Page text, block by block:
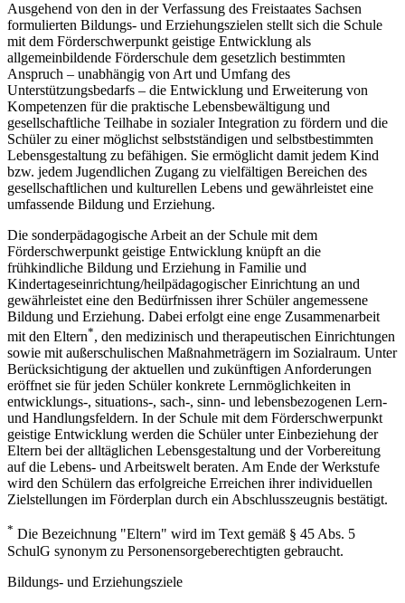
Ausgehend von den in der Verfassung des Freistaates Sachsen
formulierten Bildungs- und Erziehungszielen stellt sich die Schule
mit dem Förderschwerpunkt geistige Entwicklung als
allgemeinbildende Förderschule dem gesetzlich bestimmten
Anspruch – unabhängig von Art und Umfang des
Unterstützungsbedarfs – die Entwicklung und Erweiterung von
Kompetenzen für die praktische Lebensbewältigung und
gesellschaftliche Teilhabe in sozialer Integration zu fördern und die
Schüler zu einer möglichst selbstständigen und selbstbestimmten
Lebensgestaltung zu befähigen. Sie ermöglicht damit jedem Kind
bzw. jedem Jugendlichen Zugang zu vielfältigen Bereichen des
gesellschaftlichen und kulturellen Lebens und gewährleistet eine
umfassende Bildung und Erziehung.
Die sonderpädagogische Arbeit an der Schule mit dem
Förderschwerpunkt geistige Entwicklung knüpft an die
frühkindliche Bildung und Erziehung in Familie und
Kindertageseinrichtung/heilpädagogischer Einrichtung an und
gewährleistet eine den Bedürfnissen ihrer Schüler angemessene
Bildung und Erziehung. Dabei erfolgt eine enge Zusammenarbeit
mit den Eltern*, den medizinisch und therapeutischen Einrichtungen
sowie mit außerschulischen Maßnahmeträgern im Sozialraum. Unter
Berücksichtigung der aktuellen und zukünftigen Anforderungen
eröffnet sie für jeden Schüler konkrete Lernmöglichkeiten in
entwicklungs-, situations-, sach-, sinn- und lebensbezogenen Lern-
und Handlungsfeldern. In der Schule mit dem Förderschwerpunkt
geistige Entwicklung werden die Schüler unter Einbeziehung der
Eltern bei der alltäglichen Lebensgestaltung und der Vorbereitung
auf die Lebens- und Arbeitswelt beraten. Am Ende der Werkstufe
wird den Schülern das erfolgreiche Erreichen ihrer individuellen
Zielstellungen im Förderplan durch ein Abschlusszeugnis bestätigt.
* Die Bezeichnung "Eltern" wird im Text gemäß § 45 Abs. 5
SchulG synonym zu Personensorgeberechtigten gebraucht.
Bildungs- und Erziehungsziele